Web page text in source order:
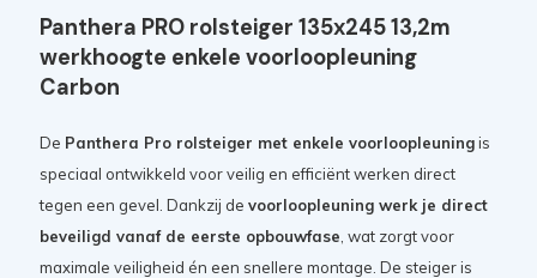
Panthera PRO rolsteiger 135x245 13,2m
werkhoogte enkele voorloopleuning
Carbon
De Panthera Pro rolsteiger met enkele voorloopleuningis
speciaal ontwikkeld voor veilig en efficiënt werken direct
tegen een gevel. Dankzij de voorloopleuning werk je direct
beveiligd vanaf de eerste opbouwfase , wat zorgt voor
maximale veiligheid én een snellere montage. De steiger is